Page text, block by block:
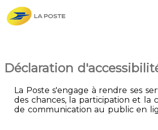
Déclaration
La Poste s'engage à rendre ses
des chances, la participation et la
de communication au public en